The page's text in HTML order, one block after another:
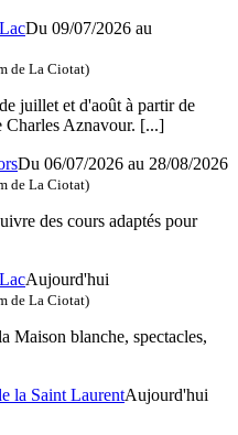
Du 09/07/2026 au
de La Ciotat)
juillet et d'août à partir de
Charles Aznavour. [...]
Du 06/07/2026 au 28/08/2026
de La Ciotat)
des cours adaptés pour
Aujourd'hui
de La Ciotat)
Maison blanche, spectacles,
la Saint LaurentAujourd'hui